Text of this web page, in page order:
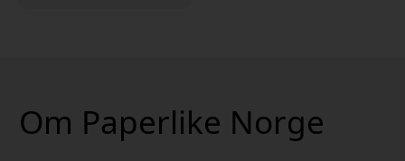
Om Paperlike Norge